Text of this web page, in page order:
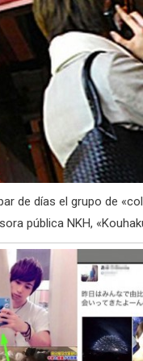
de días el grupo de
pública NKH,